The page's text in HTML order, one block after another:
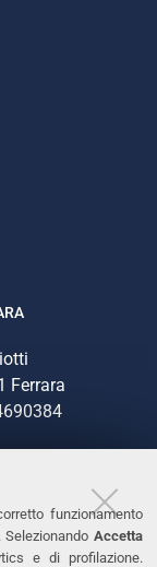
funzionamento
Accetta
e di profilazione.
Ferrara